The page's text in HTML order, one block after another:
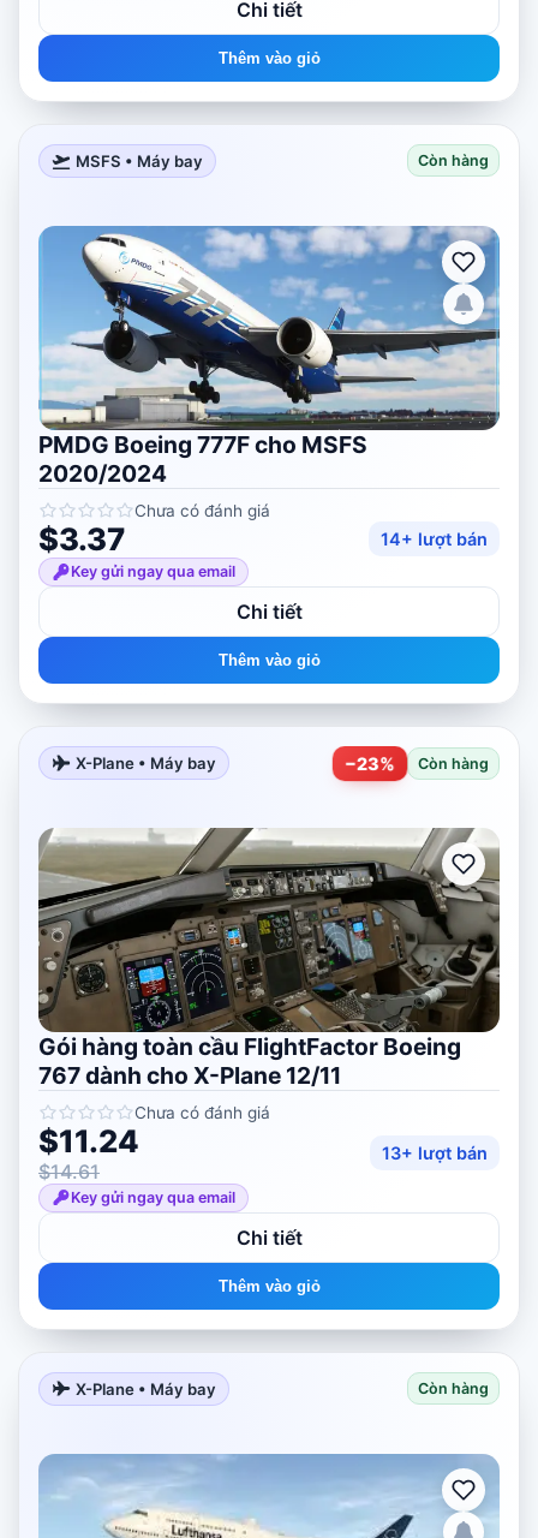
Chi tiết
Thêm vào giỏ
MSFS • Máy bay Còn hàng
PMDG Boeing 777F cho MSFS
2020/2024
Chưa có đánh giá
$3.37 14+ lượt bán
Key gửi ngay qua email
Chi tiết
Thêm vào giỏ
X-Plane • Máy bay −23% Còn hàng
Gói hàng toàn cầu FlightFactor Boeing
767 dành cho X-Plane 12/11
Chưa có đánh giá
$11.24
$14.61
13+ lượt bán
Key gửi ngay qua email
Chi tiết
Thêm vào giỏ
X-Plane • Máy bay Còn hàng